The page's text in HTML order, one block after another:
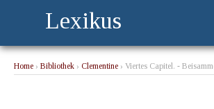
Lexikus
Home › Bibliothek › Clementine › Viertes Capitel. -